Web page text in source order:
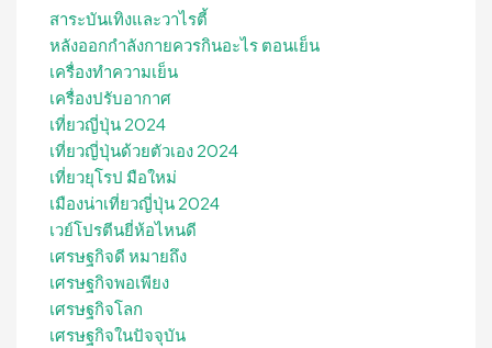
สาระบันเทิงและวาไรตี้
หลังออกกําลังกายควรกินอะไร ตอนเย็น
เครื่องทำความเย็น
เครื่องปรับอากาศ
เที่ยวญี่ปุ่น 2024
เที่ยวญี่ปุ่นด้วยตัวเอง 2024
เที่ยวยุโรป มือใหม่
เมืองน่าเที่ยวญี่ปุ่น 2024
เวย์โปรตีนยี่ห้อไหนดี
เศรษฐกิจดี หมายถึง
เศรษฐกิจพอเพียง
เศรษฐกิจโลก
เศรษฐกิจในปัจจุบัน